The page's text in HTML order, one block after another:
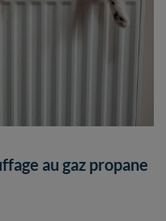
au gaz propane